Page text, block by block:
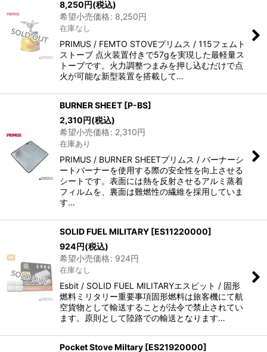
8,250円(税込)
希望小売価格: 8,250円
在庫なし
PRIMUS / FEMTO STOVEプリムス / 115フェムト
ストーブ 点火装置付きで57gを実現した最軽量ス
トーブです。火力調整つまみを押し込むだけで点
火が可能な新型装置を搭載して…
BURNER SHEET [P-BS]
2,310円(税込)
希望小売価格: 2,310円
在庫あり
PRIMUS / BURNER SHEETプリムス / バーナーシ
ートバーナーを使用する際の安全性を向上させる
シートです。表面には熱を反射させるアルミ蒸着
フィルムを、裏面は難燃性の繊維を採用していま
す…
SOLID FUEL MILITARY [ES11220000]
924円(税込)
希望小売価格: 924円
在庫なし
Esbit / SOLID FUEL MILITARYエスビット / 固形
燃料ミリタリー重要事項固形燃料は旅客機にて航
空貨物として輸送することが法令で禁止されてい
ます。原則として陸路での輸送となります…
Pocket Stove Miltary [ES21920000]